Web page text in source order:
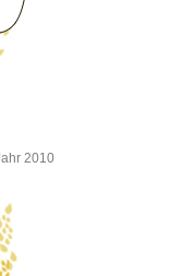
2010